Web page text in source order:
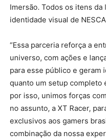
Imersão. Todos os itens da
identidade visual de
“Essa parceria reforça a
universo, com ações e
para esse público e geram
quanto um setup completo
por isso, unimos forças
no assunto, a XT Racer,
exclusivos aos gamers
combinação da nossa